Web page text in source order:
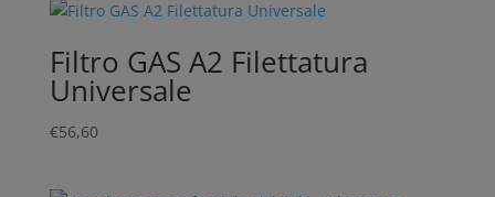
Filtro GAS A2 Filettatura
Universale
€56,60